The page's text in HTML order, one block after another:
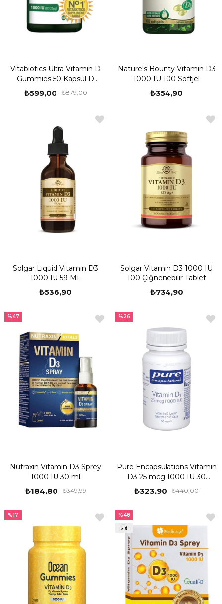
Vitabiotics Ultra Vitamin D
Gummies 50 Kapsül D
Vitamini İçeren Gıda
Takviyesi
₺599,00 ₺879,00
Nature′s Bounty Vitamin D3
1000 IU 100 Softjel
₺354,90
Solgar Liquid Vitamin D3
1000 IU 59 ML
₺536,90
Solgar Vitamin D3 1000 IU
100 Çiğnenebilir Tablet
₺734,90
Nutraxin Vitamin D3 Sprey
1000 IU 30 ml
₺184,80 ₺349,99
%47
Pure Encapsulations Vitamin
D3 25 mcg 1000 IU 30
Kapsül
₺323,90 ₺440,00
%26
%17 %48